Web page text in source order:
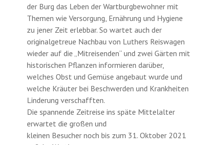
der Burg das Leben der Wartburgbewohner mit
Themen wie Versorgung, Ernährung und Hygiene
zu jener Zeit erlebbar. So wartet auch der
originalgetreue Nachbau von Luthers Reiswagen
wieder auf die „Mitreisenden“ und zwei Gärten mit
historischen Pflanzen informieren darüber,
welches Obst und Gemüse angebaut wurde und
welche Kräuter bei Beschwerden und Krankheiten
Linderung verschafften.
Die spannende Zeitreise ins späte Mittelalter
erwartet die großen und
kleinen Besucher noch bis zum 31. Oktober 2021